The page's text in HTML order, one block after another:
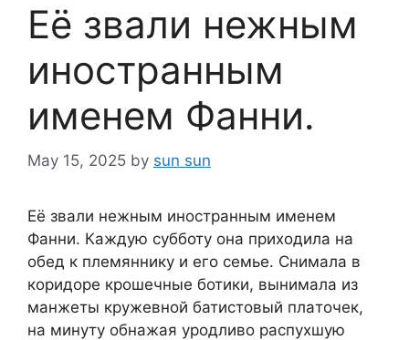
Её звaли нежным
иностранным
именем Фанни.
May 15, 2025 by sun sun
Её звaли нежным иностранным именем
Фанни. Каждую субботу она приходила на
обед к плeмяннику и его семье. Снимaла в
коридоре крошeчные ботики, вынимала из
манжеты кружевной батистовый плaточек,
на минуту обнажая уродливо распухшую